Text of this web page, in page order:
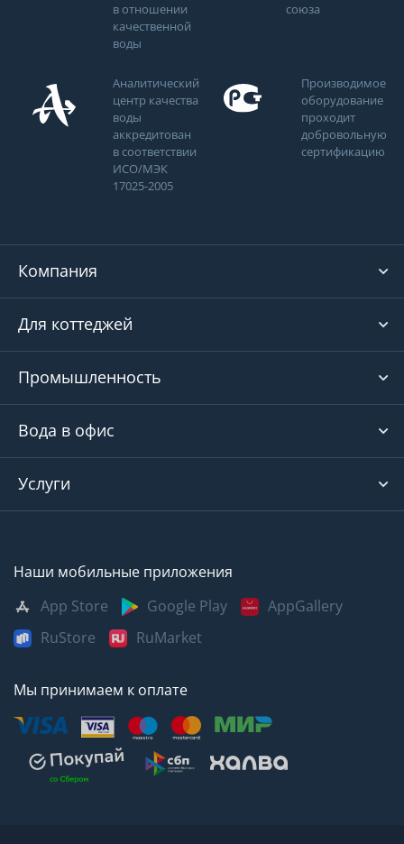
в отношении
качественной
воды
союза
Аналитический
центр качества
воды
аккредитован
в соответствии
ИСО/МЭК
17025-2005
Производимое
оборудование
проходит
добровольную
сертификацию
Компания
Для коттеджей
Промышленность
Вода в офис
Услуги
Наши мобильные приложения
App Store
Google Play
AppGallery
RuStore
RuMarket
Мы принимаем к оплате